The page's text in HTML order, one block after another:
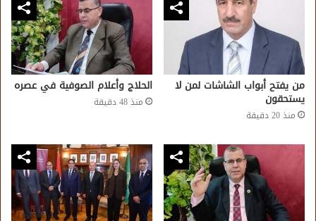
من يفتح أبواب الشاشات لمن لا
يستحقون
منذ 20 دقيقة
الحلاج وأعلام الصوفية في عصره
منذ 48 دقيقة